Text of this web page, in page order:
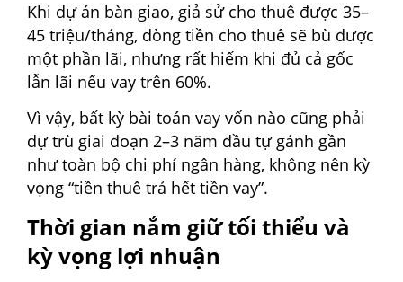
Khi dự án bàn giao, giả sử cho thuê được 35–
45 triệu/tháng, dòng tiền cho thuê sẽ bù được
một phần lãi, nhưng rất hiếm khi đủ cả gốc
lẫn lãi nếu vay trên 60%.
Vì vậy, bất kỳ bài toán vay vốn nào cũng phải
dự trù giai đoạn 2–3 năm đầu tự gánh gần
như toàn bộ chi phí ngân hàng, không nên kỳ
vọng “tiền thuê trả hết tiền vay”.
Thời gian nắm giữ tối thiểu và
kỳ vọng lợi nhuận